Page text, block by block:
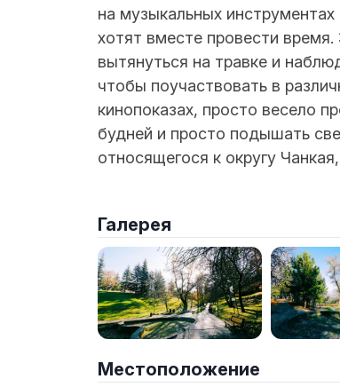
на музыкальных
хотят вместе провести
вытянуться на травке и
чтобы поучаствовать в
кинопоказах, просто весело
будней и просто подышать
относящегося к округу
Галерея
Местоположение